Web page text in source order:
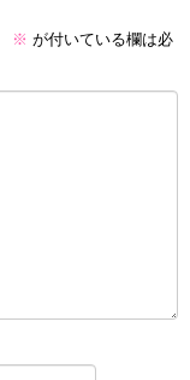
※ が付いている欄は必